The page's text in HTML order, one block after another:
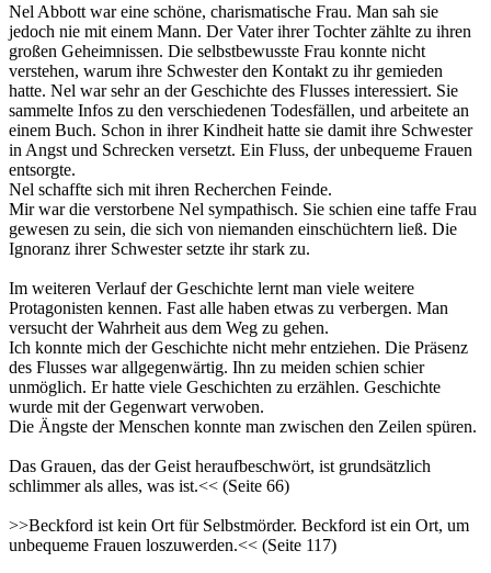
Nel Abbott war eine schöne, charismatische Frau. Man sah sie
jedoch nie mit einem Mann. Der Vater ihrer Tochter zählte zu ihren
großen Geheimnissen. Die selbstbewusste Frau konnte nicht
verstehen, warum ihre Schwester den Kontakt zu ihr gemieden
hatte. Nel war sehr an der Geschichte des Flusses interessiert. Sie
sammelte Infos zu den verschiedenen Todesfällen, und arbeitete an
einem Buch. Schon in ihrer Kindheit hatte sie damit ihre Schwester
in Angst und Schrecken versetzt. Ein Fluss, der unbequeme Frauen
entsorgte.
Nel schaffte sich mit ihren Recherchen Feinde.
Mir war die verstorbene Nel sympathisch. Sie schien eine taffe Frau
gewesen zu sein, die sich von niemanden einschüchtern ließ. Die
Ignoranz ihrer Schwester setzte ihr stark zu.
Im weiteren Verlauf der Geschichte lernt man viele weitere
Protagonisten kennen. Fast alle haben etwas zu verbergen. Man
versucht der Wahrheit aus dem Weg zu gehen.
Ich konnte mich der Geschichte nicht mehr entziehen. Die Präsenz
des Flusses war allgegenwärtig. Ihn zu meiden schien schier
unmöglich. Er hatte viele Geschichten zu erzählen. Geschichte
wurde mit der Gegenwart verwoben.
Die Ängste der Menschen konnte man zwischen den Zeilen spüren.
Das Grauen, das der Geist heraufbeschwört, ist grundsätzlich
schlimmer als alles, was ist.<< (Seite 66)
>>Beckford ist kein Ort für Selbstmörder. Beckford ist ein Ort, um
unbequeme Frauen loszuwerden.<< (Seite 117)